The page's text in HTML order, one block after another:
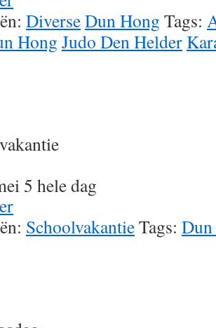
DiverseDun Hong Tags:
Hong Judo Den Helder
5 hele dag
SchoolvakantieTags: